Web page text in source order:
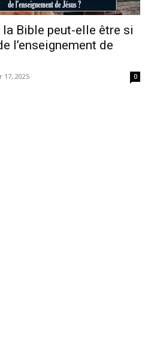
la Bible peut-elle être si
l’enseignement de
17, 2025 0